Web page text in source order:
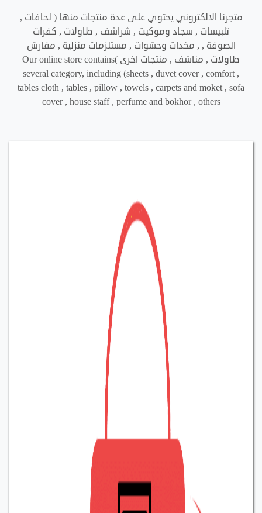
متجرنا الالكتروني يحتوي على عدة منتجات منها ( لحافات ,
تلبيسات , سجاد وموكيت , شراشف , طاولات , كفرات
الصوفة , , مخدات وحشوات , مستلزمات منزلية , مفارش
طاولات , مناشف , منتجات اخرى )Our online store contains
several category, including (sheets , duvet cover , comfort ,
tables cloth , tables , pillow , towels , carpets and moket , sofa
cover , house staff , perfume and bokhor , others